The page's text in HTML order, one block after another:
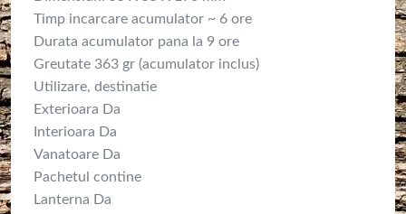
Timp incarcare acumulator ~ 6 ore
Durata acumulator pana la 9 ore
Greutate 363 gr (acumulator inclus)
Utilizare, destinatie
Exterioara Da
Interioara Da
Vanatoare Da
Pachetul contine
Lanterna Da